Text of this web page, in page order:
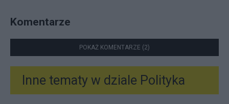
Komentarze
POKAŻ KOMENTARZE (2)
Inne tematy w dziale Polityka